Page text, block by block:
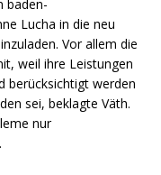
baden-
Lucha in die neu
Vor allem die
weil ihre Leistungen
berücksichtigt werden
sei, beklagte Väth.
nur